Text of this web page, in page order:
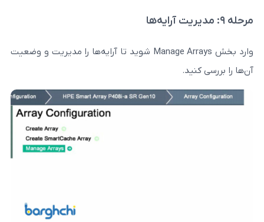
وارد بخش Manage Arrays شوید تا آرایه‌ها را مدیریت و وضعیت